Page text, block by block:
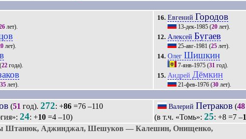
лет).
лет).
(22 года).
35 лет).
16. Евгений Городов
13-дек-1985 (20 лет).
12. Алексей Бугаев
25-авг-1981 (25 лет).
14. Олег Шишкин
7-янв-1975 (31 год).
15. Андрей Дёмкин
21-фев-1976 (30 лет).
(51 год).272: +86 =76 –110
24: +10=4 –10)
Валерий Петраков (48
(в т.ч. «Томь»: 25: +8 =7 –
Штанюк, Аджинджал, Шешуков — Калешин, Онищенко,